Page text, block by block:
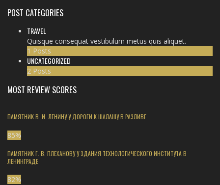
POST CATEGORIES
TRAVEL
Quisque consequat vestibulum metus quis aliquet.
1 Posts
UNCATEGORIZED
2 Posts
MOST REVIEW SCORES
ПАМЯТНИК В. И. ЛЕНИНУ У ДОРОГИ К ШАЛАШУ В РАЗЛИВЕ
85%
ПАМЯТНИК Г. В. ПЛЕХАНОВУ У ЗДАНИЯ ТЕХНОЛОГИЧЕСКОГО ИНСТИТУТА В
ЛЕНИНГРАДЕ
82%